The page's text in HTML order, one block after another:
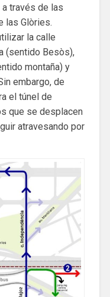
través de las
las Glòries.
la calle
(sentido Besòs),
montaña) y
embargo, de
el túnel de
que se desplacen
atravesando por